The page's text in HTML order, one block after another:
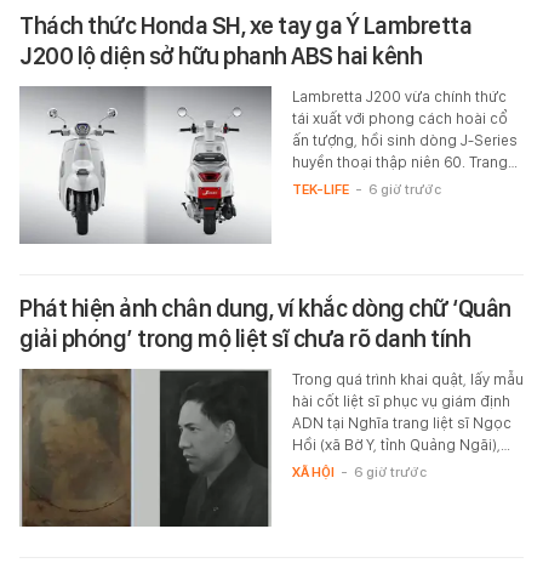
Thách thức Honda SH, xe tay ga Ý Lambretta
J200 lộ diện sở hữu phanh ABS hai kênh
Lambretta J200 vừa chính thức
tái xuất với phong cách hoài cổ
ấn tượng, hồi sinh dòng J-Series
huyền thoại thập niên 60. Trang…
TEK-LIFE - 6 giờ trước
Phát hiện ảnh chân dung, ví khắc dòng chữ ‘Quân
giải phóng’ trong mộ liệt sĩ chưa rõ danh tính
Trong quá trình khai quật, lấy mẫu
hài cốt liệt sĩ phục vụ giám định
ADN tại Nghĩa trang liệt sĩ Ngọc
Hồi (xã Bờ Y, tỉnh Quảng Ngãi),…
XÃ HỘI - 6 giờ trước